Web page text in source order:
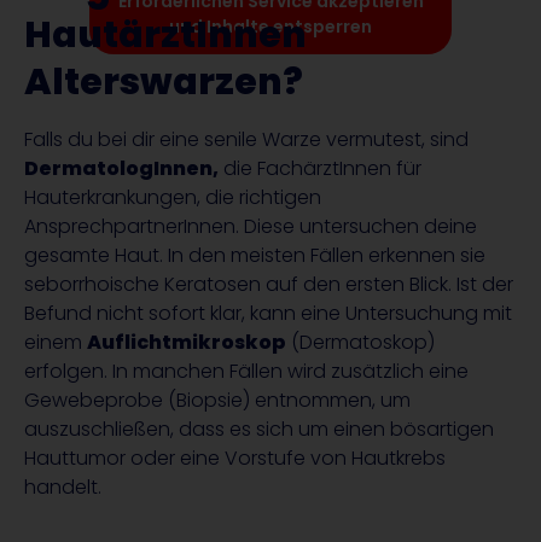
und Inhalte entsperren
HautärztInnen
Alterswarzen?
Falls du bei dir eine senile Warze vermutest, sind
DermatologInnen, die FachärztInnen für
Hauterkrankungen, die richtigen
AnsprechpartnerInnen. Diese untersuchen deine
gesamte Haut. In den meisten Fällen erkennen sie
seborrhoische Keratosen auf den ersten Blick. Ist der
Befund nicht sofort klar, kann eine Untersuchung mit
einem Auflichtmikroskop (Dermatoskop)
erfolgen. In manchen Fällen wird zusätzlich eine
Gewebeprobe (Biopsie) entnommen, um
auszuschließen, dass es sich um einen bösartigen
Hauttumor oder eine Vorstufe von Hautkrebs
handelt.